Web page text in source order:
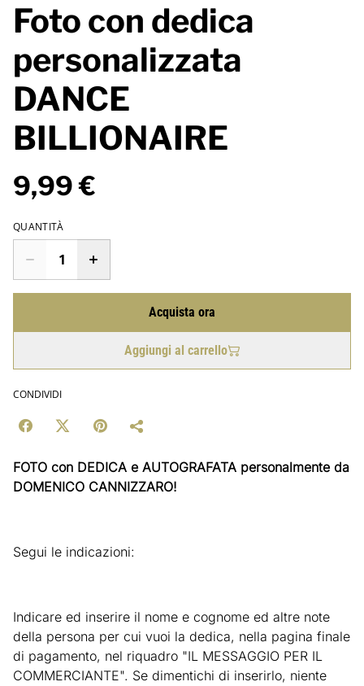
Foto con dedica
personalizzata
DANCE
BILLIONAIRE
9,99 €
QUANTITÀ
Acquista ora
Aggiungi al carrello
CONDIVIDI
FOTO con DEDICA e AUTOGRAFATA personalmente da
DOMENICO CANNIZZARO!
Segui le indicazioni:
Indicare ed inserire il nome e cognome ed altre note
della persona per cui vuoi la dedica, nella pagina finale
di pagamento, nel riquadro "IL MESSAGGIO PER IL
COMMERCIANTE". Se dimentichi di inserirlo, niente